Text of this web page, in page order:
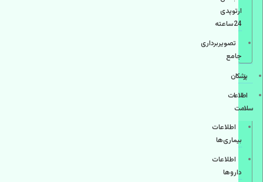
ارتوپدی
24ساعته
تصویربرداری
جامع
پزشكان
اطلاعات
سلامت
اطلاعات
بیماری‌ها
اطلاعات
دارو‌ها